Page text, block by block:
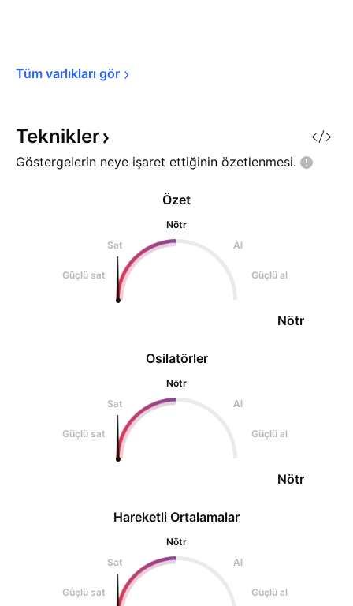
Tüm varlıkları gör
Teknikler
Göstergelerin neye işaret ettiğinin özetlenmesi.
Osilatörler
Nötr
Sat
Al
Güçlü sat Güçlü al
Nötr
Özet
Nötr
Sat
Al
Güçlü sat Güçlü al
Nötr
Hareketli Ortalamalar
Nötr
Sat
Al
Güçlü sat Güçlü al